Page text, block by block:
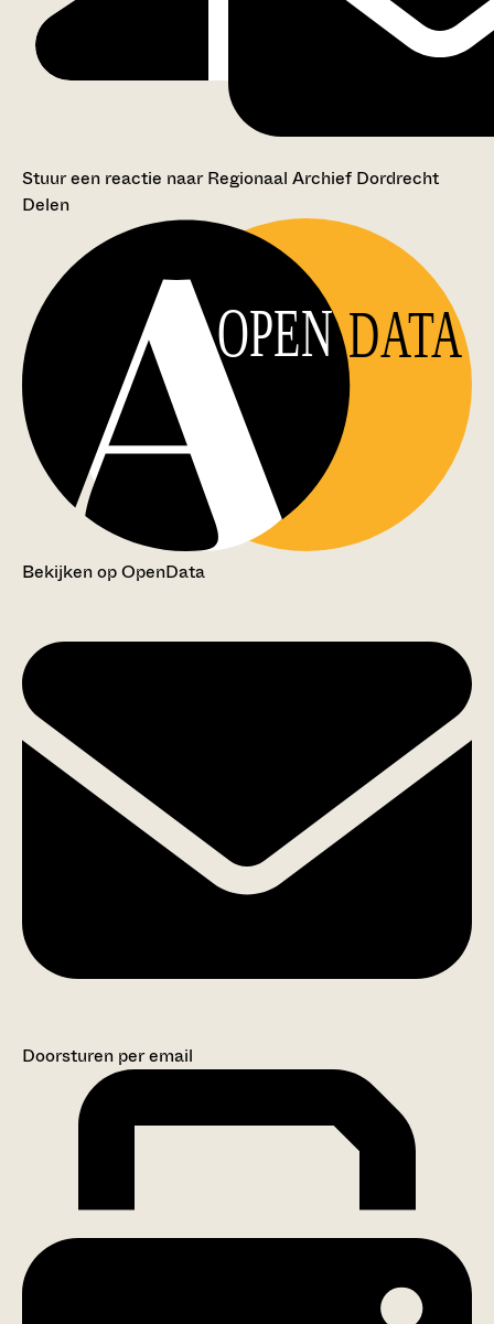
Stuur een reactie naar Regionaal Archief Dordrecht
Delen
OPEN DATA
Bekijken op OpenData
Doorsturen per email